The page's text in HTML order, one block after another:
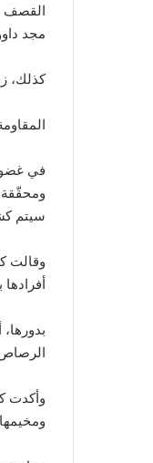
القصف
مجد
كذلك،
في
سيتم
وقالت
وأكدت